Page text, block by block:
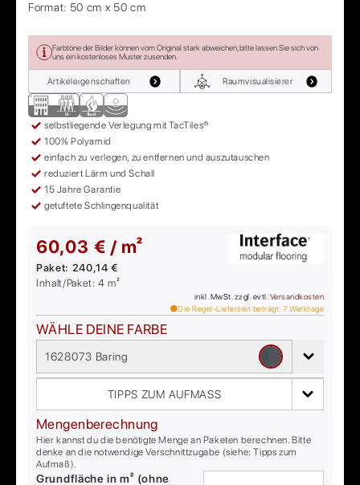
Format: 50 cm x 50 cm
Farbtöne der Bilder können vom Original stark abweichen, bitte lassen Sie sich von
uns ein kostenloses Muster zusenden.
Artikeleigenschaften Raumvisualisierer
selbstliegende Verlegung mit TacTiles®
100% Polyamid
einfach zu verlegen, zu entfernen und auszutauschen
reduziert Lärm und Schall
15 Jahre Garantie
getuftete Schlingenqualität
60,03 € / m²
Paket: 240,14 €
Inhalt/Paket:4 m²
inkl. MwSt. zzgl. evtl. Versandkosten
Die Regel-Lieferzeit beträgt: 7 Werktage
WÄHLE DEINE FARBE
1628073 Baring
TIPPS ZUM AUFMASS
Mengenberechnung
Hier kannst du die benötigte Menge an Paketen berechnen. Bitte
denke an die notwendige Verschnittzugabe (siehe: Tipps zum
Aufmaß).
Grundfläche in m² (ohne